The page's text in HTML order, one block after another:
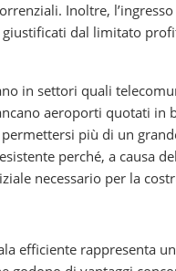
Inoltre,
dal limitato
in settori quali
aeroporti quotati in
più di un
perché, a causa
necessario per la
efficiente rappresenta